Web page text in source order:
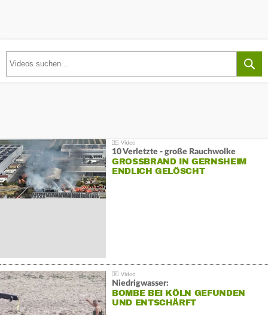
10 Verletzte - große Rauchwolke
GROSSBRAND IN GERNSHEIM E
NDLICH GELÖSCHT
Niedrigwasser:
BOMBE BEI KÖLN GEFUNDEN
UND ENTSCHÄRFT